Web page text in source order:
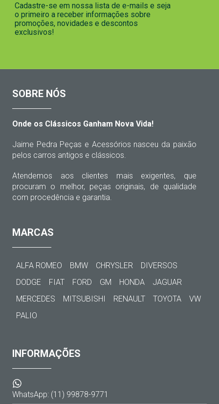
Cadastre-se em nossa lista de e-mails e seja
o primeiro a receber informações sobre
promoções, novidades e descontos
exclusivos!
SOBRE NÓS
Onde os Clássicos Ganham Nova Vida!
Jaime Pedra Peças e Acessórios nasceu da paixão
pelos carros antigos e clássicos.
Atendemos aos clientes mais exigentes, que
procuram o melhor, peças originais, de qualidade
com procedência e garantia.
MARCAS
ALFA ROMEO BMW CHRYSLER
DIVERSOS
DODGE
FIAT FORD GM HONDA
JAGUAR
MERCEDES
MITSUBISHI RENAULT TOYOTA
VW
PALIO
INFORMAÇÕES
WhatsApp: (11) 99878-9771